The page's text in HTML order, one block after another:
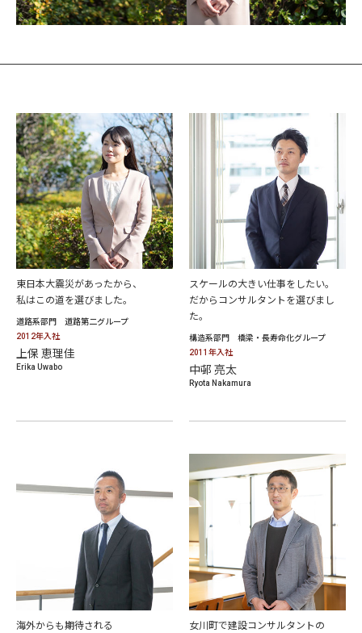
東日本大震災があったから、
私はこの道を選びました。
道路系部門 道路第二グループ
2012年入社
上保 恵理佳
Erika Uwabo
スケールの大きい仕事をしたい。
だからコンサルタントを選びまし
た。
構造系部門 橋梁・長寿命化グループ
2011年入社
中邨 亮太
Ryota Nakamura
海外からも期待される
女川町で建設コンサルタントの